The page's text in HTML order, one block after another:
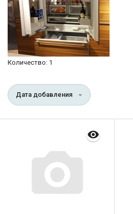
Количество: 1
Дата добавления